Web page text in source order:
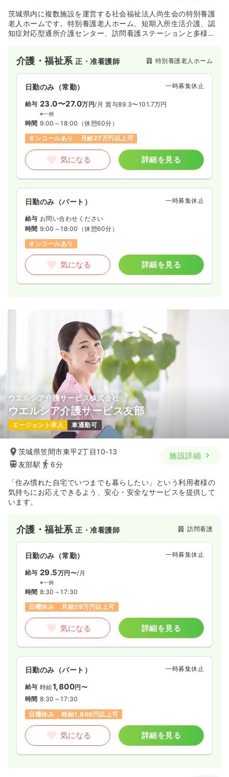
茨城県内に複数施設を運営する社会福祉法人尚生会の特別養護
老人ホームです。特別養護老人ホーム、短期入所生活介護、認
知症対応型通所介護センター、訪問看護ステーションと多様な
介護・福祉系正・准看護師 特別養護老人ホーム
日勤のみ（常勤） 一時募集休止
給与 23.0〜27.0万円/月 賞与89.3〜101.7万円
※一例
時間 9:00～18:00 （休憩60分）
オンコールあり
月給27万円以上可
気になる 詳細を見る
日勤のみ（パート） 一時募集休止
給与 お問い合わせください
時間 9:00～18:00 （休憩60分）
オンコールあり
気になる 詳細を見る
ウエルシア介護サービス株式会社
ウエルシア介護サービス友部
エージェント求人 車通勤可
茨城県笠間市東平2丁目10-13
友部駅
6分
施設詳細
「住み慣れた自宅でいつまでも暮らしたい」という利用者様の
気持ちにお応えできるよう、安心・安全なサービスを提供して
います。
介護・福祉系正・准看護師 訪問看護
日勤のみ（常勤） 一時募集休止
給与 29.5万円〜/月
※一例
時間 8:30～17:30
日曜休み
月給29万円以上可
気になる 詳細を見る
日勤のみ（パート） 一時募集休止
給与 時給1,800円〜
時間 8:30～17:30
日曜休み
時給1,800円以上可
気になる 詳細を見る